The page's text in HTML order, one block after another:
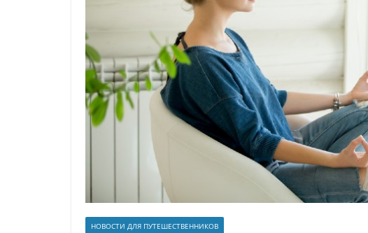
НОВОСТИ ДЛЯ ПУТЕШЕСТВЕННИКОВ